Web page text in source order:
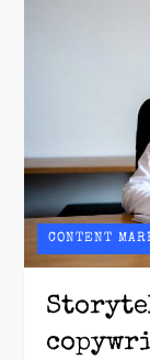
CONTENT